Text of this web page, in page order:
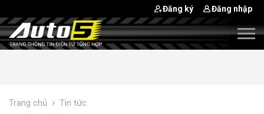
Đăng ký Đăng nhập
Trang chủ › Tin tức